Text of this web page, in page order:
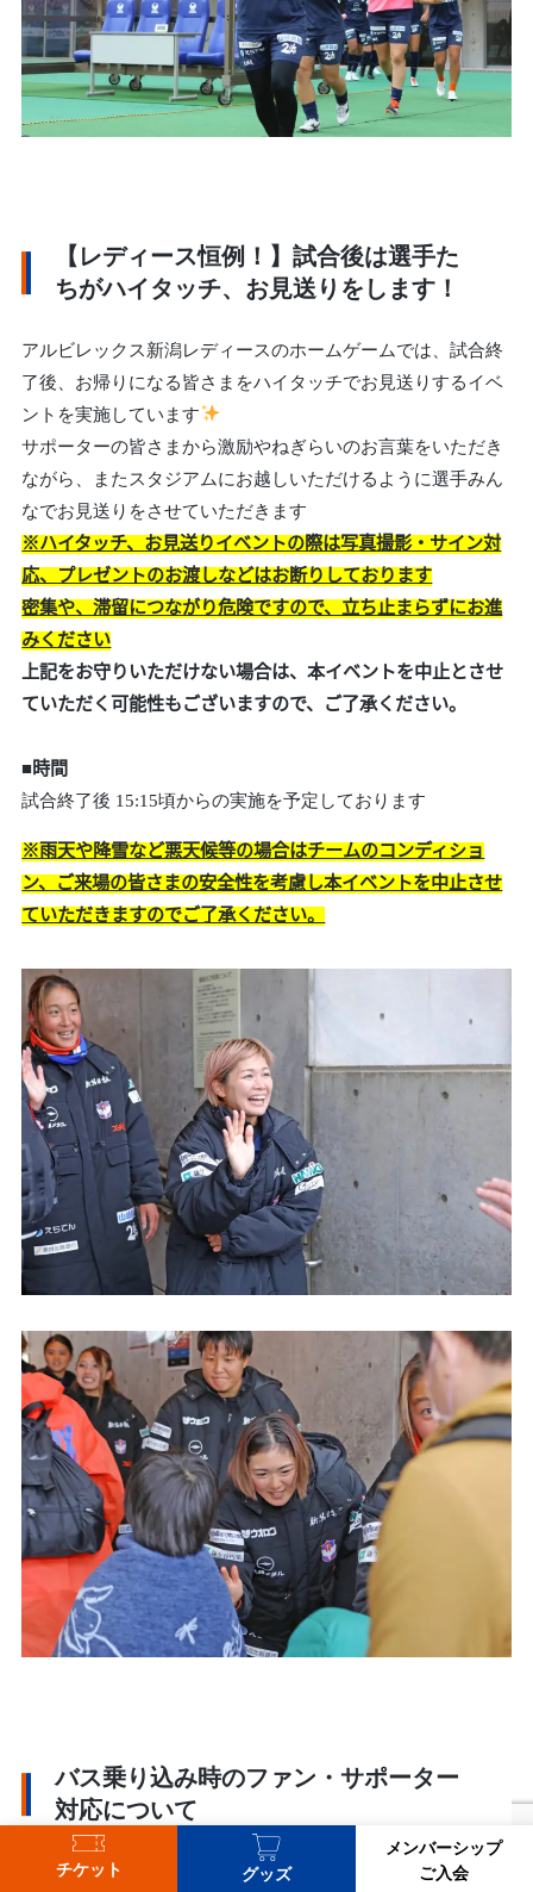
チケット グッズ
メンバーシップ
ご入会
【レディース恒例！】試合後は選手た
ちがハイタッチ、お見送りをします！
アルビレックス新潟レディースのホームゲームでは、試合終
了後、お帰りになる皆さまをハイタッチでお見送りするイベ
ントを実施しています
サポーターの皆さまから激励やねぎらいのお言葉をいただき
ながら、またスタジアムにお越しいただけるように選手みん
なでお見送りをさせていただきます
※ハイタッチ、お見送りイベントの際は写真撮影・サイン対
応、プレゼントのお渡しなどはお断りしております
密集や、滞留につながり危険ですので、立ち止まらずにお進
みください
上記をお守りいただけない場合は、本イベントを中止とさせ
ていただく可能性もございますので、ご了承ください。
■時間
試合終了後 15:15頃からの実施を予定しております
※雨天や降雪など悪天候等の場合はチームのコンディショ
ン、ご来場の皆さまの安全性を考慮し本イベントを中止させ
ていただきますのでご了承ください。
バス乗り込み時のファン・サポーター
対応について
デンカビッグスワンスタジアムでもバス乗り込み時にファ